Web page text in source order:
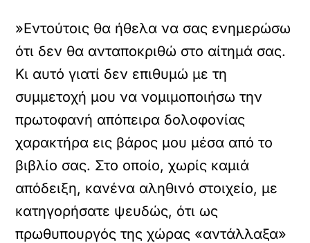
»Εντούτοις θα ήθελα να σας ενημερώσω
ότι δεν θα ανταποκριθώ στο αίτημά σας.
Κι αυτό γιατί δεν επιθυμώ με τη
συμμετοχή μου να νομιμοποιήσω την
πρωτοφανή απόπειρα δολοφονίας
χαρακτήρα εις βάρος μου μέσα από το
βιβλίο σας. Στο οποίο, χωρίς καμιά
απόδειξη, κανένα αληθινό στοιχείο, με
κατηγορήσατε ψευδώς, ότι ως
πρωθυπουργός της χώρας «αντάλλαξα»